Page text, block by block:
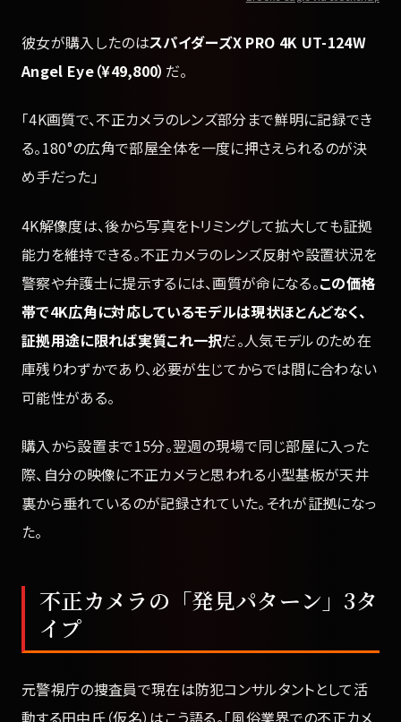
彼女が購入したのはスパイダーズX PRO 4K UT-124W
Angel Eye（¥49,800） だ。
「4K画質で、不正カメラのレンズ部分まで鮮明に記録でき
る。180°の広角で部屋全体を一度に押さえられるのが決
め手だった」
4K解像度は、後から写真をトリミングして拡大しても証拠
能力を維持できる。不正カメラのレンズ反射や設置状況を
警察や弁護士に提示するには、画質が命になる。この価格
帯で4K広角に対応しているモデルは現状ほとんどなく、
証拠用途に限れば実質これ一択だ。人気モデルのため在
庫残りわずかであり、必要が生じてからでは間に合わない
可能性がある。
購入から設置まで15分。翌週の現場で同じ部屋に入った
際、自分の映像に不正カメラと思われる小型基板が天井
裏から垂れているのが記録されていた。それが証拠になっ
た。
不正カメラの「発見パターン」3タ
イプ
元警視庁の捜査員で現在は防犯コンサルタントとして活
動する田中氏（仮名）はこう語る。「風俗業界での不正カメ